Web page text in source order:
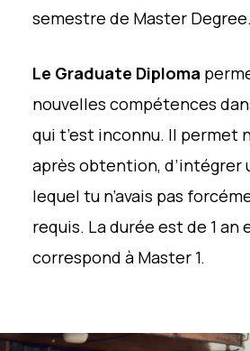
semestre de Master Degree.
Le Graduate Diploma
nouvelles compétences
qui t’est inconnu. Il permet
après obtention, d’intégrer
lequel tu n’avais pas
requis. La durée est de 1 an
correspond à Master 1.